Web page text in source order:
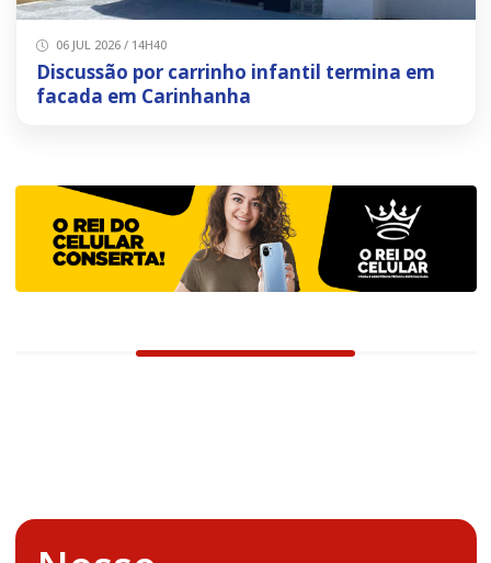
06 JUL 2026 / 14H40
Discussão por carrinho infantil termina em
facada em Carinhanha